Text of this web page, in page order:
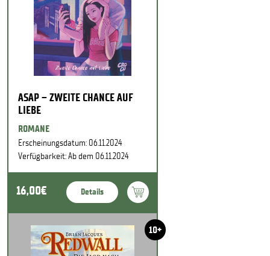
ASAP – ZWEITE CHANCE AUF
LIEBE
ROMANE
Erscheinungsdatum: 06.11.2024
Verfügbarkeit: Ab dem 06.11.2024
16,00€ Details
10+